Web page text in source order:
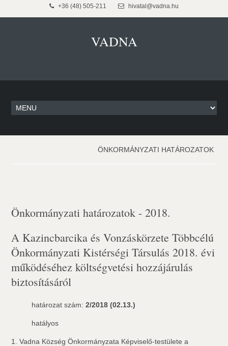
+36 (48) 505-211 hivatal@vadna.hu
VADNA
ÖNKORMÁNYZATI HATÁROZATOK
Önkormányzati határozatok - 2018.
A Kazincbarcika és Vonzáskörzete Többcélú
Önkormányzati Kistérségi Társulás 2018. évi
működéséhez költségvetési hozzájárulás
biztosításáról
határozat szám:2/2018 (02.13.)
hatályos
1. Vadna Község Önkormányzata Képviselő-testülete a